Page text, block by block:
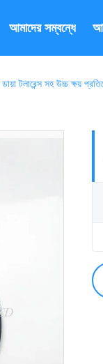
আমাদের সম্বন্ধে
টলারেন্স সহ উচ্চ ক্ষয়